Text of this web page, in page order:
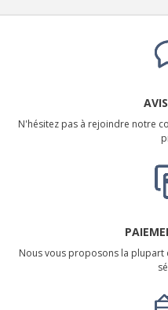
N'hésitez pas à rejoindre notre
Nous vous proposons la